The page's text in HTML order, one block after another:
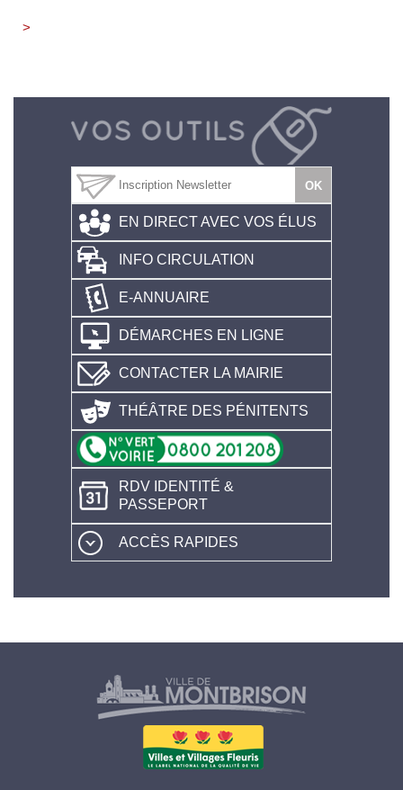
>
EN DIRECT AVEC VOS ÉLUS
INFO CIRCULATION
E-ANNUAIRE
DÉMARCHES EN LIGNE
CONTACTER LA MAIRIE
THÉÂTRE DES PÉNITENTS
RDV IDENTITÉ &
PASSEPORT
ACCÈS RAPIDES